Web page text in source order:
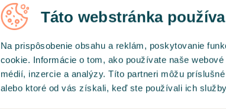
Táto webstránka
Na prispôsobenie obsahu a reklám, poskytovanie
cookie. Informácie o tom, ako používate naše
médií, inzercie a analýzy. Títo partneri môžu
alebo ktoré od vás získali, keď ste používali ich